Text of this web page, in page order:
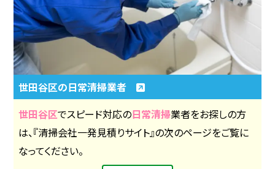
世田谷区の日常清掃業者
世田谷区でスピード対応の日常清掃業者をお探しの方
は、『清掃会社一発見積りサイト』の次のページをご覧に
なってください。